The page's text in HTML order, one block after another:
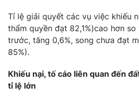
Tỉ lệ giải quyết các vụ việc khiếu
thẩm quyền đạt 82,1%)cao hơn
trước, tăng 0,6%, song chưa đạt
85%).
Khiếu nại, tố cáo liên quan đến
tỉ lệ lớn